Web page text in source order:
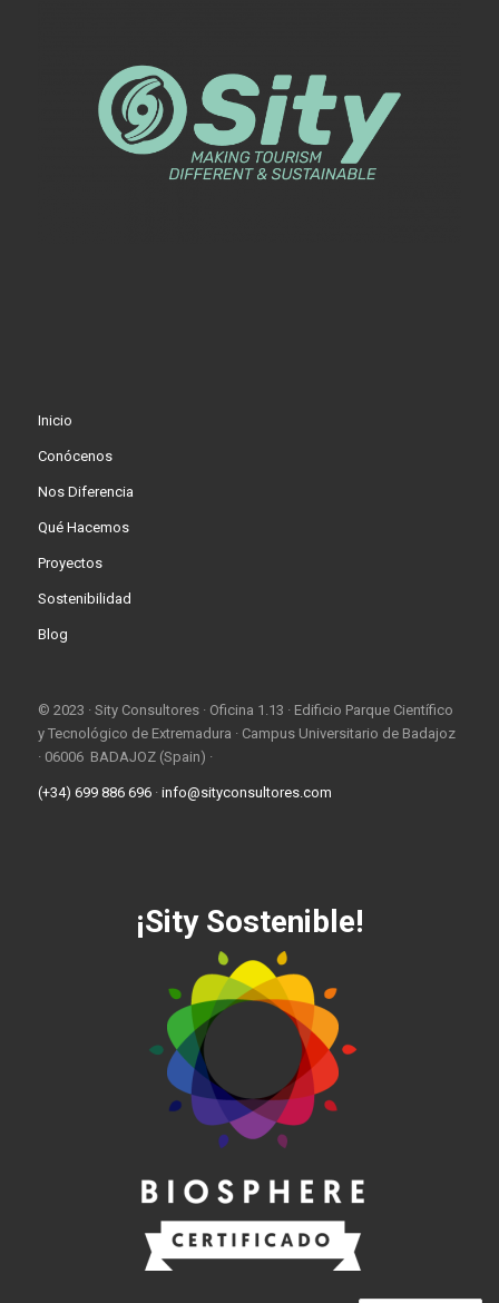
Inicio
Conócenos
Nos Diferencia
Qué Hacemos
Proyectos
Sostenibilidad
Blog
© 2023 · Sity Consultores · Oficina 1.13 · Edificio Parque Científico
y Tecnológico de Extremadura · Campus Universitario de Badajoz
· 06006 BADAJOZ (Spain) ·
(+34) 699 886 696· info@sityconsultores.com
¡Sity Sostenible!